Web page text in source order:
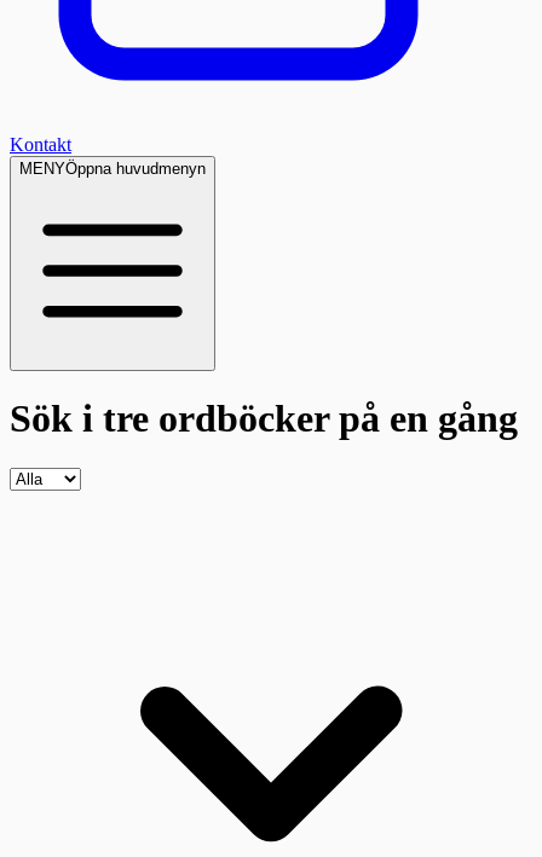
Kontakt
MENYÖppna huvudmenyn
Sök i tre ordböckerpå en gång